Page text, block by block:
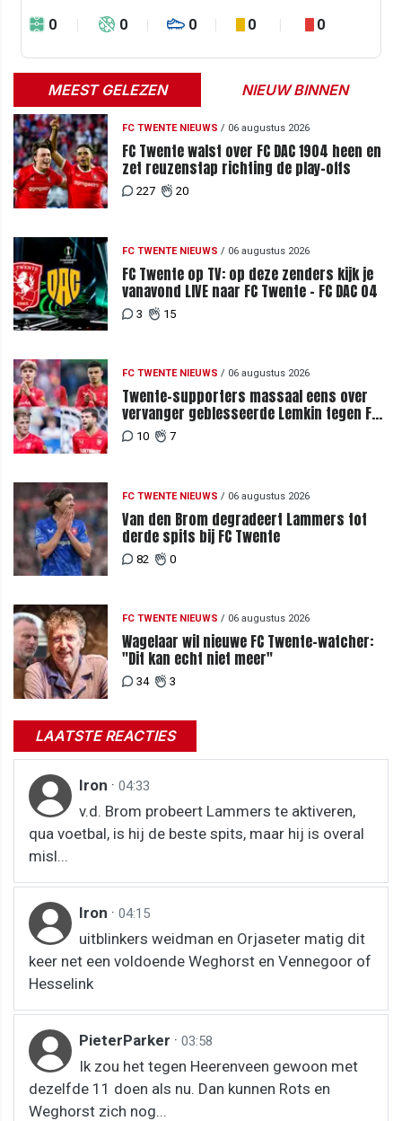
0
0 0 0 0
MEEST GELEZEN NIEUW BINNEN
FC TWENTE NIEUWS / 06 augustus 2026
FC Twente walst over FC DAC 1904 heen en
zet reuzenstap richting de play-offs
227 20
FC TWENTE NIEUWS / 06 augustus 2026
FC Twente op TV: op deze zenders kijk je
vanavond LIVE naar FC Twente - FC DAC 04
3 15
FC TWENTE NIEUWS / 06 augustus 2026
Twente-supporters massaal eens over
vervanger geblesseerde Lemkin tegen FC
DAC 04
10 7
FC TWENTE NIEUWS / 06 augustus 2026
Van den Brom degradeert Lammers tot
derde spits bij FC Twente
82 0
FC TWENTE NIEUWS / 06 augustus 2026
Wagelaar wil nieuwe FC Twente-watcher:
"Dit kan echt niet meer"
34 3
LAATSTE REACTIES
Iron · 04:33
v.d. Brom probeert Lammers te aktiveren,
qua voetbal, is hij de beste spits, maar hij is overal
misl...
Iron · 04:15
uitblinkers weidman en Orjaseter matig dit
keer net een voldoende Weghorst en Vennegoor of
Hesselink
PieterParker · 03:58
Ik zou het tegen Heerenveen gewoon met
dezelfde 11 doen als nu. Dan kunnen Rots en
Weghorst zich nog...